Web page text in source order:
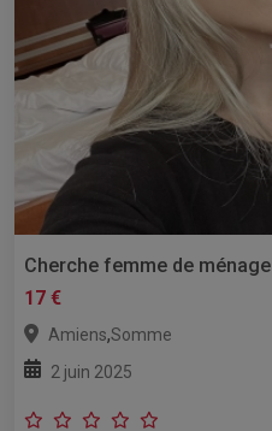
Cherche femme de ménage
17 €
Amiens,Somme
2 juin 2025